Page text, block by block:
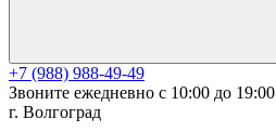
+7 (988) 988-49-49
Звоните ежедневно с 10:00 до 19:00
г. Волгоград